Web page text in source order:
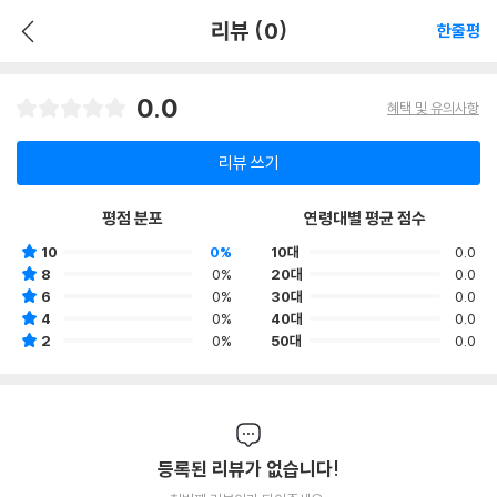
리뷰 (0) 한줄평
0.0 혜택 및 유의사항
리뷰 쓰기
평점 분포
10
0%
8
0%
6
0%
4
0%
2
0%
연령대별 평균 점수
10대
0.0
20대
0.0
30대
0.0
40대
0.0
50대
0.0
등록된 리뷰가 없습니다!